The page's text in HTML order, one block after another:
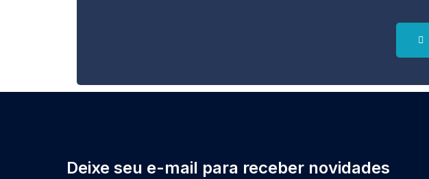
Deixe seu e-mail para receber novidades